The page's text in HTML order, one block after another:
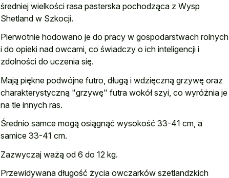
średniej wielkości rasa pasterska pochodząca z Wysp
Shetland w Szkocji.
Pierwotnie hodowano je do pracy w gospodarstwach rolnych
i do opieki nad owcami, co świadczy o ich inteligencji i
zdolności do uczenia się.
Mają piękne podwójne futro, długą i wdzięczną grzywę oraz
charakterystyczną "grzywę" futra wokół szyi, co wyróżnia je
na tle innych ras.
Średnio samce mogą osiągnąć wysokość 33-41 cm, a
samice 33-41 cm.
Zazwyczaj ważą od 6 do 12 kg.
Przewidywana długość życia owczarków szetlandzkich